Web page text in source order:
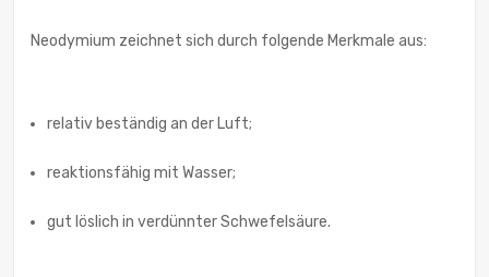
Neodymium zeichnet sich durch folgende Merkmale aus:
relativ beständig an der Luft;
reaktionsfähig mit Wasser;
gut löslich in verdünnter Schwefelsäure.